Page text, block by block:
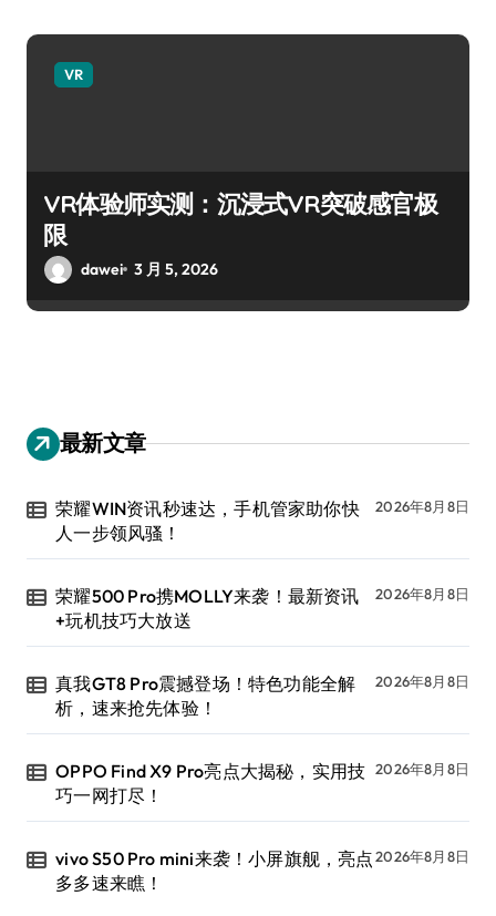
VR
VR体验师实测：沉浸式VR突破感官极
限
dawei 3 月 5, 2026
最新文章
荣耀WIN资讯秒速达，手机管家助你快
人一步领风骚！
2026年8月8日
荣耀500 Pro携MOLLY来袭！最新资讯
+玩机技巧大放送
2026年8月8日
真我GT8 Pro震撼登场！特色功能全解
析，速来抢先体验！
2026年8月8日
OPPO Find X9 Pro亮点大揭秘，实用技
巧一网打尽！
2026年8月8日
vivo S50 Pro mini来袭！小屏旗舰，亮点
多多速来瞧！
2026年8月8日